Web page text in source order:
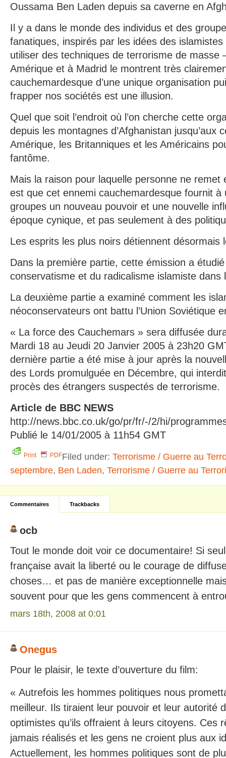
Oussama Ben Laden depuis sa caverne en
Il y a dans le monde des individus et des
fanatiques, inspirés par les idées des
utiliser des techniques de terrorisme de masse
Amérique et à Madrid le montrent très
cauchemardesque d’une unique organisation
frapper nos sociétés est une illusion.
Quel que soit l’endroit où l’on cherche cette
depuis les montagnes d’Afghanistan jusqu’aux
Amérique, les Britanniques et les Américains
fantôme.
Mais la raison pour laquelle personne ne remet
est que cet ennemi cauchemardesque fournit à
groupes un nouveau pouvoir et une nouvelle
époque cynique, et pas seulement à des
Les esprits les plus noirs détiennent désormais
Dans la première partie, cette émission a
conservatisme et du radicalisme islamiste dans
La deuxième partie a examiné comment les
néoconservateurs ont battu l’Union Soviétique
« La force des Cauchemars » sera diffusée
Mardi 18 au Jeudi 20 Janvier 2005 à 23h20
dernière partie a été mise à jour après la
des Lords promulguée en Décembre, qui
procès des étrangers suspectés de terrorisme.
Article de BBC NEWS
http://news.bbc.co.uk/go/pr/fr/-/2/hi/
Publié le 14/01/2005 à 11h54 GMT
Print PDFFiled under: Terrorisme / Guerre au
septembre, Ben Laden, Terrorisme / Guerre au
Commentaires Trackbacks
ocb
Tout le monde doit voir ce documentaire! Si
française avait la liberté ou le courage de
choses… et pas de manière exceptionnelle
souvent pour que les gens commencent à
mars 18th, 2008 at 0:01
Onegus
Pour le plaisir, le texte d’ouverture du film:
« Autrefois les hommes politiques nous
meilleur. Ils tiraient leur pouvoir et leur autorité
optimistes qu’ils offraient à leurs citoyens. Ces
jamais réalisés et les gens ne croient plus aux
Actuellement, les hommes politiques sont de